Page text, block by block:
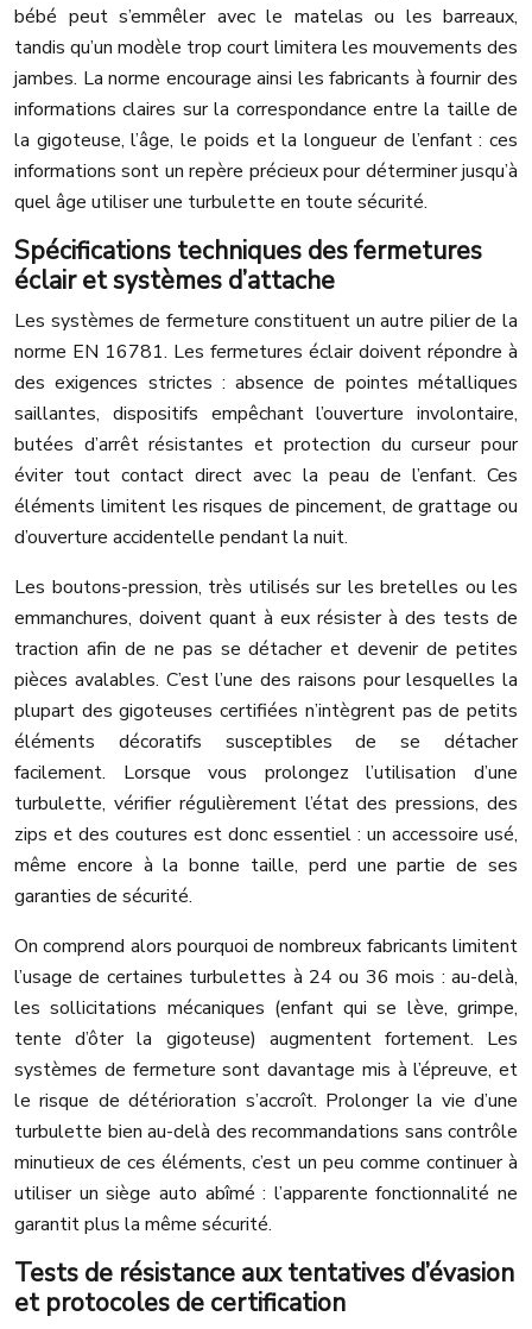
bébé peut s’emmêler avec le matelas ou les barreaux,
tandis qu’un modèle trop court limitera les mouvements des
jambes. La norme encourage ainsi les fabricants à fournir des
informations claires sur la correspondance entre la taille de
la gigoteuse, l’âge, le poids et la longueur de l’enfant : ces
informations sont un repère précieux pour déterminer jusqu’à
quel âge utiliser une turbulette en toute sécurité.
Spécifications techniques des fermetures
éclair et systèmes d’attache
Les systèmes de fermeture constituent un autre pilier de la
norme EN 16781. Les fermetures éclair doivent répondre à
des exigences strictes : absence de pointes métalliques
saillantes, dispositifs empêchant l’ouverture involontaire,
butées d’arrêt résistantes et protection du curseur pour
éviter tout contact direct avec la peau de l’enfant. Ces
éléments limitent les risques de pincement, de grattage ou
d’ouverture accidentelle pendant la nuit.
Les boutons-pression, très utilisés sur les bretelles ou les
emmanchures, doivent quant à eux résister à des tests de
traction afin de ne pas se détacher et devenir de petites
pièces avalables. C’est l’une des raisons pour lesquelles la
plupart des gigoteuses certifiées n’intègrent pas de petits
éléments décoratifs susceptibles de se détacher
facilement. Lorsque vous prolongez l’utilisation d’une
turbulette, vérifier régulièrement l’état des pressions, des
zips et des coutures est donc essentiel : un accessoire usé,
même encore à la bonne taille, perd une partie de ses
garanties de sécurité.
On comprend alors pourquoi de nombreux fabricants limitent
l’usage de certaines turbulettes à 24 ou 36 mois : au-delà,
les sollicitations mécaniques (enfant qui se lève, grimpe,
tente d’ôter la gigoteuse) augmentent fortement. Les
systèmes de fermeture sont davantage mis à l’épreuve, et
le risque de détérioration s’accroît. Prolonger la vie d’une
turbulette bien au-delà des recommandations sans contrôle
minutieux de ces éléments, c’est un peu comme continuer à
utiliser un siège auto abîmé : l’apparente fonctionnalité ne
garantit plus la même sécurité.
Tests de résistance aux tentatives d’évasion
et protocoles de certification